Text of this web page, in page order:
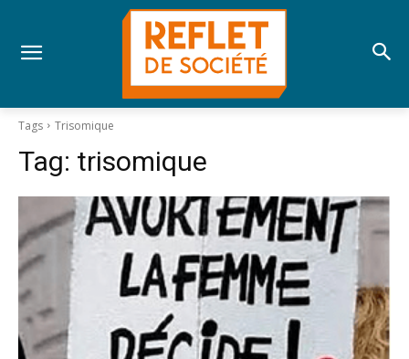
Tags Trisomique
Tag: trisomique